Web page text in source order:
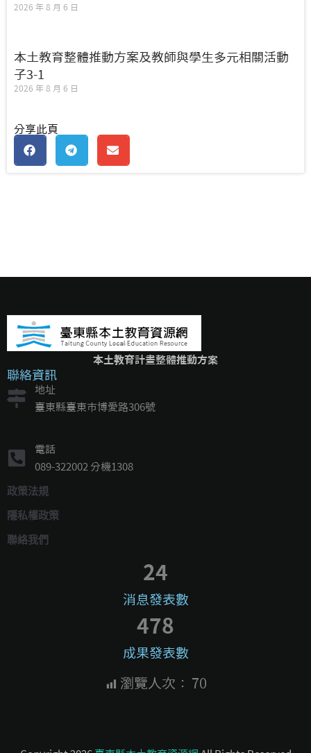
2026 年 8 月 6 日
本土教育整體推動方案及教師與學生多元相關活動
子3-1
2026 年 8 月 6 日
分享此頁
本土教育計畫整體推動方案
聯絡資訊
地址
臺東縣臺東市博愛路306號
電話
089-322002 分機1308
政策法規
隱私權政策
聯絡我們
消息發表數
24
成果發表數
478
瀏覽人次： 70